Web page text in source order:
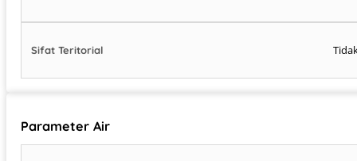
Sifat Teritorial
Parameter Air